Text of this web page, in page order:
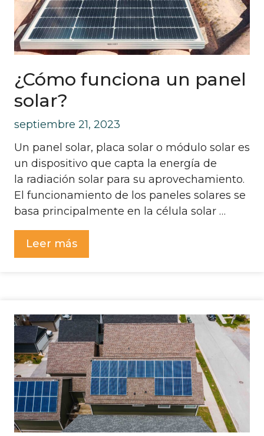
¿Cómo funciona un panel
solar?
septiembre 21, 2023
Un panel solar, placa solar o módulo solar es
un dispositivo que capta la energía de
la radiación solar para su aprovechamiento.
El funcionamiento de los paneles solares se
basa principalmente en la célula solar …
Leer más